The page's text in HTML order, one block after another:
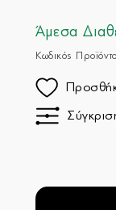
Άμεσα
Κωδικός